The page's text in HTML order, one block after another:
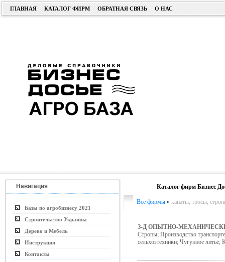
ГЛАВНАЯ КАТАЛОГ ФИРМ ОБРАТНАЯ СВЯЗЬ О НАС
Навигация
Базы по агробизнесу 2021
Строительство Украины
Дерево и Мебель
Инструкция
Контакты
Каталог фирм Бизнес
Все фирмы » канаты, тросы,
З-Д ОПЫТНО-
Стропы; Производство
сельхозтехники; Чугунное